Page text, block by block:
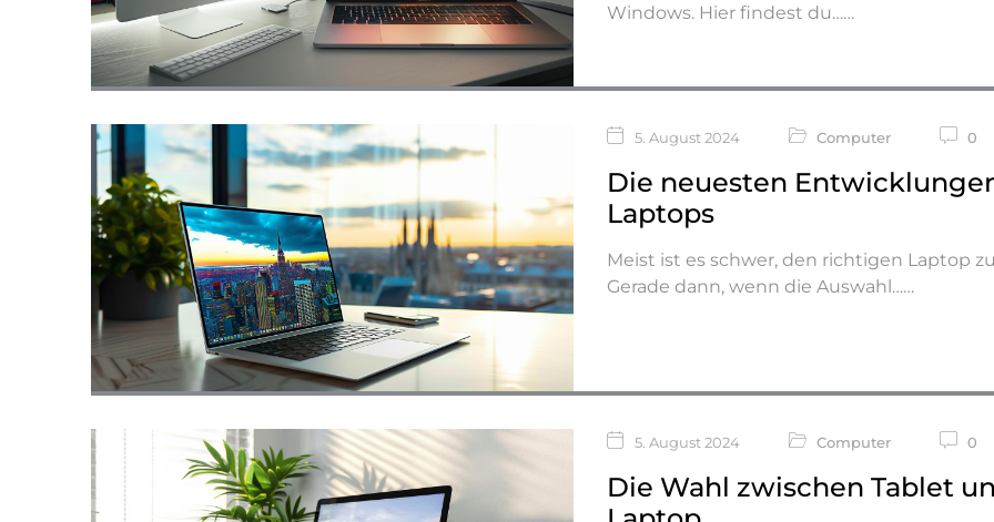
Windows. Hier findest du…
5. August 2024 Computer 0
Die neuesten
Laptops
Meist ist es schwer, den richtigen Laptop
Gerade dann, wenn die Auswahl…
5. August 2024 Computer 0
Die Wahl zwischen Tablet